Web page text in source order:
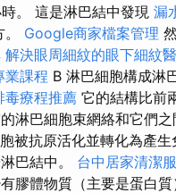
。 這是淋巴結中發現 漏
Google商家檔案管理
解決眼周細紋的眼下細紋
業課程 B 淋巴細胞構成淋
毒療程推薦 它的結構比前
淋巴細胞束網絡和它們之
被抗原活化並轉化為產生
巴結中。 台中居家清潔
膠體物質（主要是蛋白質